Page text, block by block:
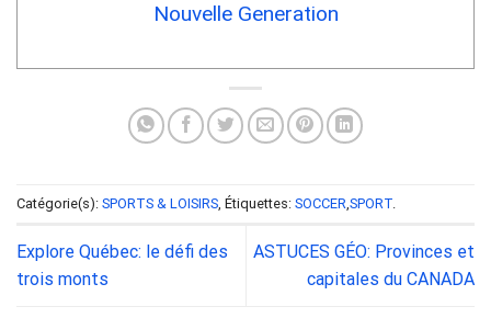
Nouvelle Generation
Catégorie(s): SPORTS & LOISIRS , Étiquettes: SOCCER SPORT
Explore Québec: le défi des
trois monts
ASTUCES GÉO: Provinces et
capitales du CANADA